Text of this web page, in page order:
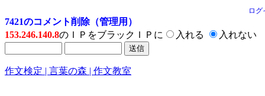
ログ
7421のコメント削除（管理用）
153.246.140.8のＩＰをブラックＩＰに 入れる 入れない
作文検定 | 言葉の森 | 作文教室